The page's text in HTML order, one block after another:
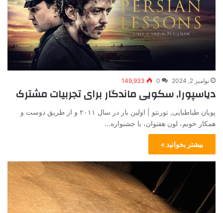
نوامبر 2, 2024 0
149,933
دیاسپورا, سکویی ماندگار برای تجربیات مشترک
پویان طباطبایی, تورنتو | اولین بار در سال ۲۰۱۱ و از طریق دوست و
همکار خوبم، لون هفتوان، با جشنواره…
بیشتر بخوانید »